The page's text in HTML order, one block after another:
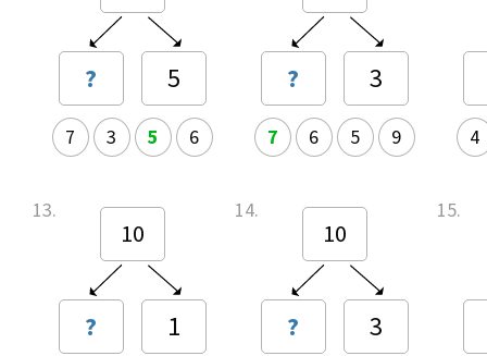
? 5
7 3 5 6
? 3
7 6 5 9 4
13.
10
? 1
14.
10
? 3
15.